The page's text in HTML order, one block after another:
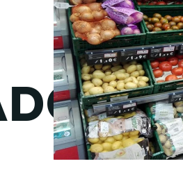
Madrid 2026 2 -08
de octubre
Castilla-La Mancha
2026 - 22 de octubre
Barcelona 2026 2 -